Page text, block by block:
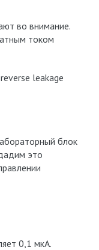
во внимание.
током
leakage
блок
это
0,1 мкА.